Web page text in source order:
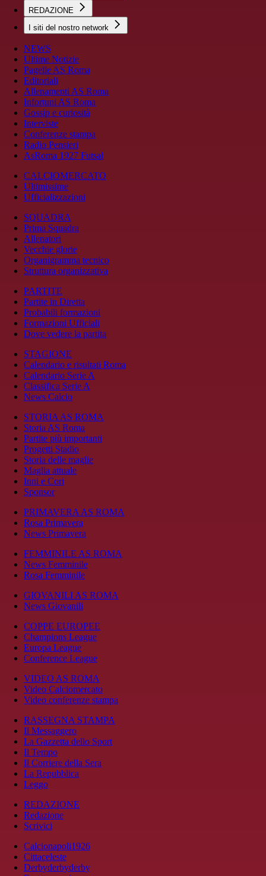
REDAZIONE
I siti del nostro network
NEWS
Ultime Notizie
Pagelle AS Roma
Editoriali
Allenamenti AS Roma
Infortuni AS Roma
Gossip e curiosità
Interviste
Conferenze stampa
Radio Pensieri
AsRoma 1927 Futsal
CALCIOMERCATO
Ultimissime
Ufficializzazioni
SQUADRA
Prima Squadra
Allenatori
Vecchie glorie
Organigramma tecnico
Struttura organizzativa
PARTITE
Partite in Diretta
Probabili formazioni
Formazioni Ufficiali
Dove vedere la partita
STAGIONE
Calendario e risultati Roma
Calendario Serie A
Classifica Serie A
News Calcio
STORIA AS ROMA
Storia AS Roma
Partite più importanti
Progetti Stadio
Storia delle maglie
Maglia attuale
Inni e Cori
Sponsor
PRIMAVERA AS ROMA
Rosa Primavera
News Primavera
FEMMINILE AS ROMA
News Femminile
Rosa Femminile
GIOVANILI AS ROMA
News Giovanili
COPPE EUROPEE
Champions League
Europa League
Conference League
VIDEO AS ROMA
Video Calciomercato
Video conferenze stampa
RASSEGNA STAMPA
Il Messaggero
La Gazzetta dello Sport
Il Tempo
Il Corriere della Sera
La Repubblica
Leggo
REDAZIONE
Redazione
Scrivici
Calcionapoli1926
Cittaceleste
Derbyderbyderby